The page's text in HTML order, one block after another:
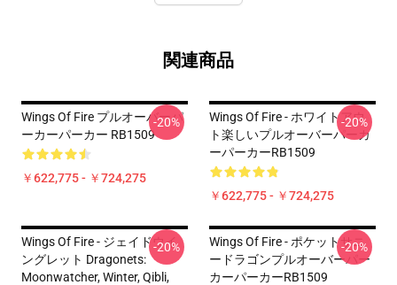
関連商品
Wings Of Fire プルオーバーパ
ーカーパーカー RB1509
￥622,775 - ￥724,275
-20%
Wings Of Fire - ホワイトアウ
ト楽しいプルオーバーパーカ
ーパーカーRB1509
￥622,775 - ￥724,275
-20%
Wings Of Fire - ジェイドウイ
ングレット Dragonets:
Moonwatcher, Winter, Qibli,
-20%
Wings Of Fire - ポケットサニ
ードラゴンプルオーバーパー
カーパーカーRB1509
-20%